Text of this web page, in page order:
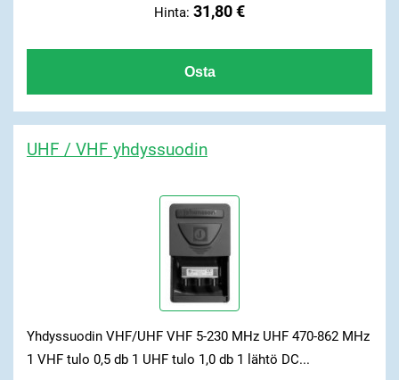
Hinta: 31,80 €
UHF / VHF yhdyssuodin
Yhdyssuodin VHF/UHF VHF 5-230 MHz UHF 470-862 MHz
1 VHF tulo 0,5 db 1 UHF tulo 1,0 db 1 lähtö DC...